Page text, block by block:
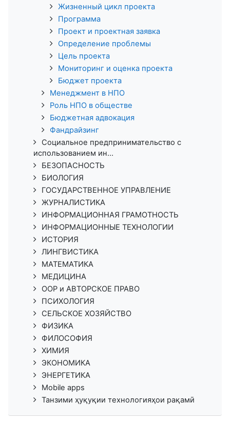
Жизненный цикл проекта
Программа
Проект и проектная заявка
Определение проблемы
Цель проекта
Мониторинг и оценка проекта
Бюджет проекта
Менеджмент в НПО
Роль НПО в обществе
Бюджетная адвокация
Фандрайзинг
Социальное предпринимательство с
использованием ин...
БЕЗОПАСНОСТЬ
БИОЛОГИЯ
ГОСУДАРСТВЕННОЕ УПРАВЛЕНИЕ
ЖУРНАЛИСТИКА
ИНФОРМАЦИОННАЯ ГРАМОТНОСТЬ
ИНФОРМАЦИОННЫЕ ТЕХНОЛОГИИ
ИСТОРИЯ
ЛИНГВИСТИКА
МАТЕМАТИКА
МЕДИЦИНА
ООР и АВТОРСКОЕ ПРАВО
ПСИХОЛОГИЯ
СЕЛЬСКОЕ ХОЗЯЙСТВО
ФИЗИКА
ФИЛОСОФИЯ
ХИМИЯ
ЭКОНОМИКА
ЭНЕРГЕТИКА
Mobile apps
Танзими ҳуқуқии технологияҳои рақамӣ